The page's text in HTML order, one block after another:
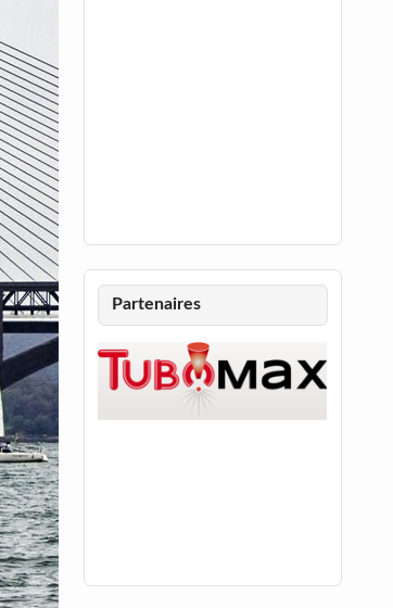
Partenaires